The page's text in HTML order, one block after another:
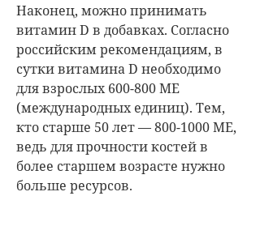
Наконец, можно принимать
витамин D в добавках. Согласно
российским рекомендациям, в
сутки витамина D необходимо
для взрослых 600-800 МЕ
(международных единиц). Тем,
кто старше 50 лет — 800-1000 МЕ,
ведь для прочности костей в
более старшем возрасте нужно
больше ресурсов.